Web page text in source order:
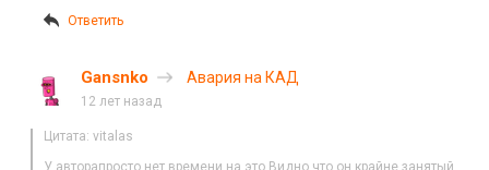
Ответить
Gansnko Авария на КАД
12 лет назад
Цитата: vitalas
У авторапросто нет времени на это.Видно что он крайне занятый